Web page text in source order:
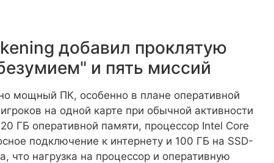
добавил проклятую
и пять миссий
мощный ПК, особенно в плане оперативной
на одной карте при обычной активности
ГБ оперативной памяти, процессор Intel Core
подключение к интернету и 100 ГБ на SSD-
что нагрузка на процессор и оперативную